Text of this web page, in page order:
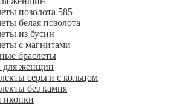
позолота 585
белая позолота
из бусин
с магнитами
браслеты
для женщин
серьги с кольцом
без камня
иконки